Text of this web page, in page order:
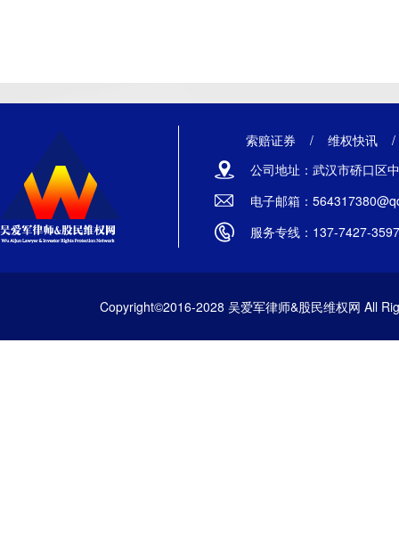
索赔证券 / 维权快讯
公司地址：武汉市硚口区
电子邮箱：
服务专线：137-7427-3597
Copyright©2016-2028 吴爱军律师&股民维权网 All